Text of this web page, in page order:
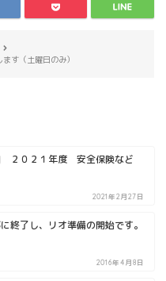
す（土曜日のみ）
２０２１年度 安全保険など
2021年2月27日
終了し、リオ準備の開始です。
2016年4月8日